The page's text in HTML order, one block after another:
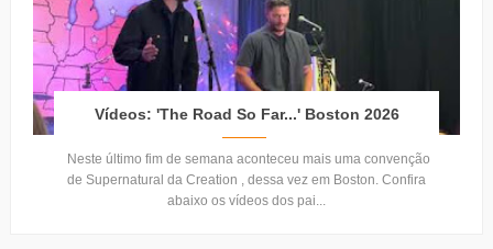
Vídeos: 'The Road So Far...' Boston 2026
Neste último fim de semana aconteceu mais uma convenção
de Supernatural da Creation , dessa vez em Boston. Confira
abaixo os vídeos dos pai...